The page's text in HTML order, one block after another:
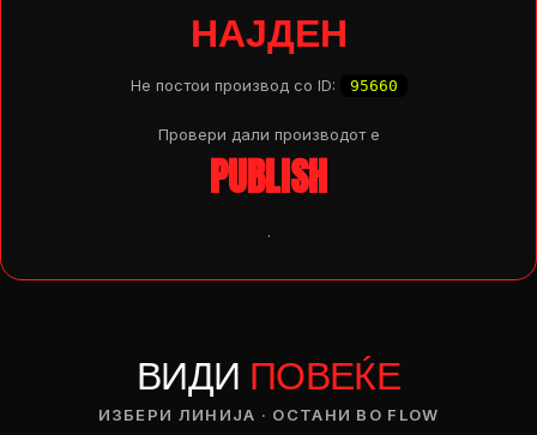
НАЈДЕН
Не постои производ со ID: 95660
Провери дали производот e
PUBLISH
.
ВИДИ ПОВЕЌЕ
ИЗБЕРИ ЛИНИЈА · ОСТАНИ ВО FLOW